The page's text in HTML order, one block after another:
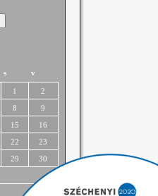
s v
1
2
8
9
15
16
22
23
29
30